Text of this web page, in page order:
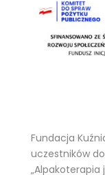
Fundacja
uczestników
„Alpakoterapia